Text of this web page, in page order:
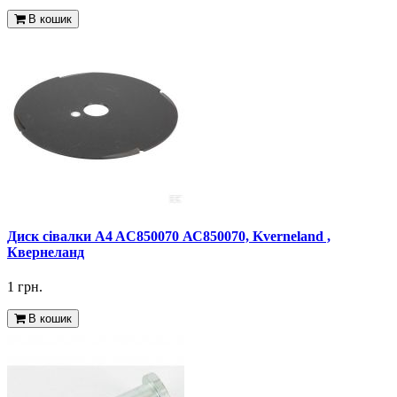
В кошик
Диск сівалки A4 AC850070 АС850070, Kverneland ,
Квернеланд
1 грн.
В кошик